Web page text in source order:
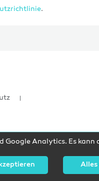
Google Analytics. Es
Alles
.